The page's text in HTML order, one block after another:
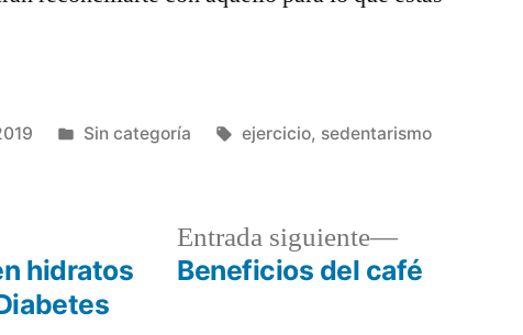
Publicado
Sin categoría Etiquetas:
ejercicio, sedentarismo
hidratos
Entrada siguiente
Entrada
siguiente:
Beneficios del café